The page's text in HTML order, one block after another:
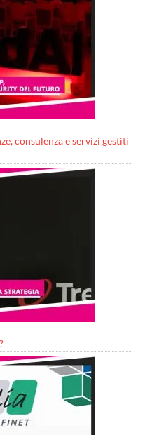
consulenza e servizi gestiti